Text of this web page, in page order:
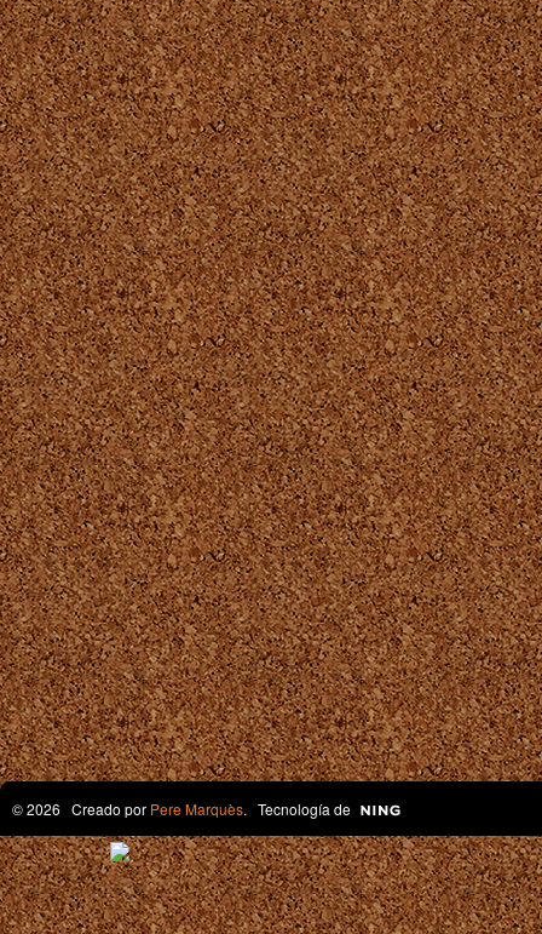
© 2026 Creado por Pere Marquès. Tecnología de